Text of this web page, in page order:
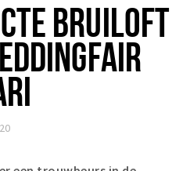
BRUILOFT